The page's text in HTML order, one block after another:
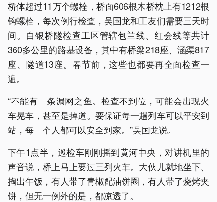
桥体超过11万个螺栓，桥面606根木桥枕上有1212根
钩螺栓，每次例行检查，吴国龙和工友们需要三天时
间。白银桥隧检查工区管辖包兰线、红会线等共计
360多公里的路基设备，其中有桥梁218座、涵渠817
座、隧道13座。春节前，这些也都要再全面检查一
遍。
“不能有一条漏网之鱼。检查不到位，可能会出现火
车晃车，甚至是掉道。要保证每一趟列车可以平安到
站，每一个人都可以安全到家。”吴国龙说。
下午1点半，巡检车刚刚摇到黄河中央，对讲机里的
声音说，桥上马上要过三列火车。大伙儿就地坐下、
掏出午饭，有人带了青椒配油饼圈，有人带了烧烤夹
饼，但无一例外的是，都凉透了。